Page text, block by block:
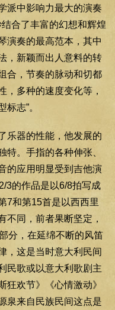
派中影响力最大的演奏
合了丰富的幻想和辉煌
演奏的最高范本，其中
，新颖而出人意料的转
合，节奏的脉动和切都
，多种的速度变化等，
志”。
乐器的性能，他发展的
特。手指的各种伸张、
的应用明显受到吉他演
3的作品是以6/8拍写成
7和第15首是以西西里
不同，前者果断坚定，
分，在延绵不断的风笛
，这是当时意大利民间
民歌或以意大利歌剧主
狂欢节》《心情激动》
泉来自民族民间这点是